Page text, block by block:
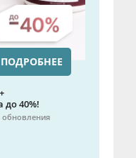
до 40%!
ПОДРОБНЕЕ